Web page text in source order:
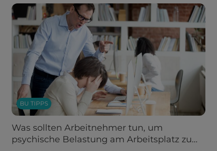
BU TIPPS
Was sollten Arbeitnehmer tun, um
psychische Belastung am Arbeitsplatz zu…